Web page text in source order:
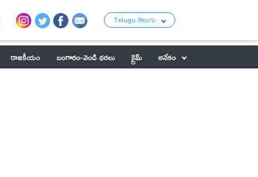
Telugu తెలుగు
రాజకీయం బంగారం-వెండి ధరలు క్రైమ్
అనేకం